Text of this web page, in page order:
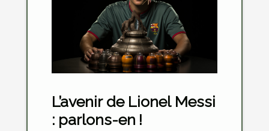
L’avenir de Lionel Messi
: parlons-en !